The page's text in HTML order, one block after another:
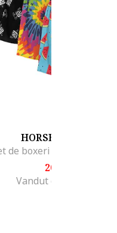
HORSEFEATHERS
206
Vandut de Skateshop